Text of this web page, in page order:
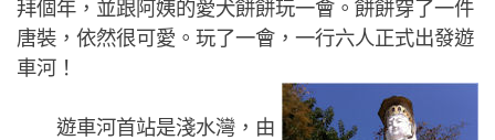
拜個年，並跟阿姨的愛犬餅餅玩一會。餅餅穿了一件
唐裝，依然很可愛。玩了一會，一行六人正式出發遊
車河！
遊車河首站是淺水灣，由